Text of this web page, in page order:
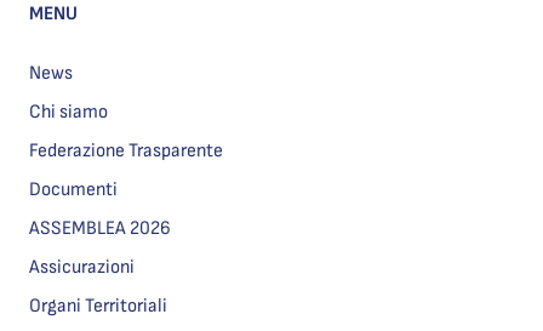
MENU
News
Chi siamo
Federazione Trasparente
Documenti
ASSEMBLEA 2026
Assicurazioni
Organi Territoriali